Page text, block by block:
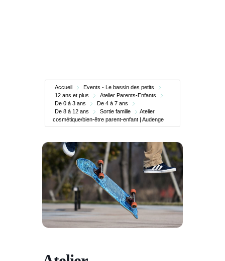
Accueil
Events - Le bassin des petits
12 ans et plus
Atelier Parents-Enfants
De 0 à 3 ans
De 4 à 7 ans
De 8 à 12 ans
Sortie famille
Atelier
cosmétique/bien-être parent-enfant | Audenge